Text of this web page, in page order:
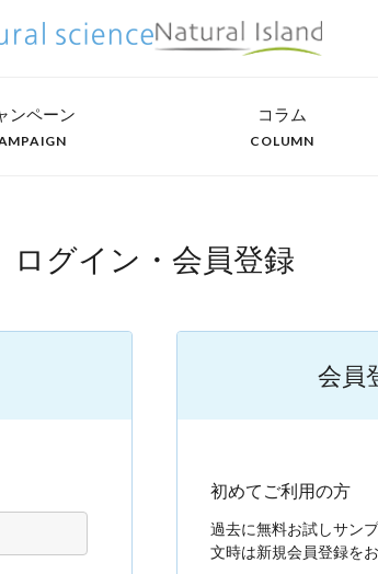
ンペーン コラム
COLUMN
ログイン・会員登録
会員
初めてご利用の方
過去に無料お試しサン
文時は新規会員登録を